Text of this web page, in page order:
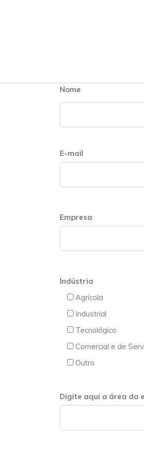
Nome
E-mail
Empresa
Indústria
Agrícola
Industrial
Tecnológico
Comercial e de
Outro
Digite aqui a área da